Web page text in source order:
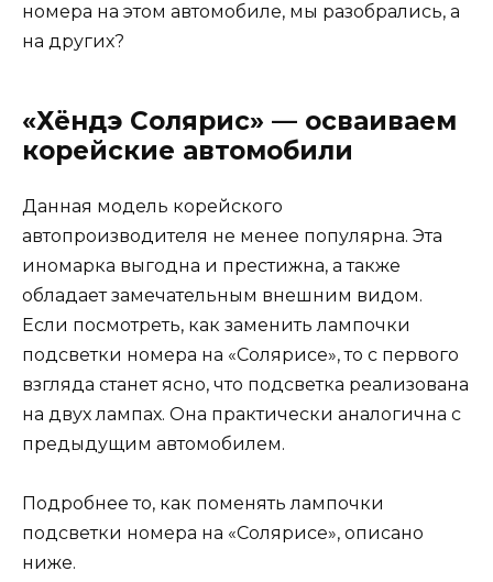
номера на этом автомобиле, мы разобрались, а
на других?
«Хёндэ Солярис» — осваиваем
корейские автомобили
Данная модель корейского
автопроизводителя не менее популярна. Эта
иномарка выгодна и престижна, а также
обладает замечательным внешним видом.
Если посмотреть, как заменить лампочки
подсветки номера на «Солярисе», то с первого
взгляда станет ясно, что подсветка реализована
на двух лампах. Она практически аналогична с
предыдущим автомобилем.
Подробнее то, как поменять лампочки
подсветки номера на «Солярисе», описано
ниже.